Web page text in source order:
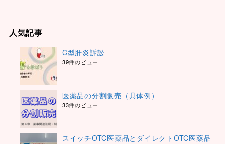
人気記事
C型肝炎訴訟
39件のビュー
医薬品の分割販売（具体例）
33件のビュー
スイッチOTC医薬品とダイレクトOTC医薬品